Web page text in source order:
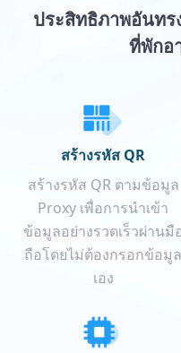
ประสิทธิภาพอันทร
ที่พักอ
สร้างรหัส QR
สร้างรหัส QR ตามข้อมูล
Proxy เพื่อการนำเข้า
ข้อมูลอย่างรวดเร็วผ่านมือ
ถือโดยไม่ต้องกรอกข้อมูล
เอง